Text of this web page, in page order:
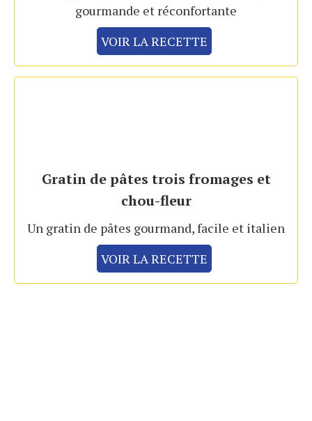
gourmande et réconfortante
VOIR LA RECETTE
Gratin de pâtes trois fromages et
chou-fleur
Un gratin de pâtes gourmand, facile et italien
VOIR LA RECETTE